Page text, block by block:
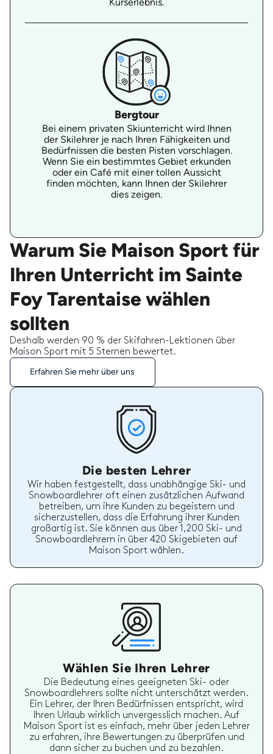
Bergtour
Bei einem privaten Skiunterricht wird Ihnen
der Skilehrer je nach Ihren Fähigkeiten und
Bedürfnissen die besten Pisten vorschlagen.
Wenn Sie ein bestimmtes Gebiet erkunden
oder ein Café mit einer tollen Aussicht
finden möchten, kann Ihnen der Skilehrer
dies zeigen.
Warum Sie Maison Sport für
Ihren Unterricht im Sainte
Foy Tarentaise wählen
sollten
Deshalb werden 90 % der Skifahren-Lektionen über
Maison Sport mit 5 Sternen bewertet.
Erfahren Sie mehr über uns
Die besten Lehrer
Wir haben festgestellt, dass unabhängige Ski- und
Snowboardlehrer oft einen zusätzlichen Aufwand
betreiben, um ihre Kunden zu begeistern und
sicherzustellen, dass die Erfahrung ihrer Kunden
großartig ist. Sie können aus über 1,200 Ski- und
Snowboardlehrern in über 420 Skigebieten auf
Maison Sport wählen.
Wählen Sie Ihren Lehrer
Die Bedeutung eines geeigneten Ski- oder
Snowboardlehrers sollte nicht unterschätzt werden.
Ein Lehrer, der Ihren Bedürfnissen entspricht, wird
Ihren Urlaub wirklich unvergesslich machen. Auf
Maison Sport ist es einfach, mehr über jeden Lehrer
zu erfahren, ihre Bewertungen zu überprüfen und
dann sicher zu buchen und zu bezahlen.